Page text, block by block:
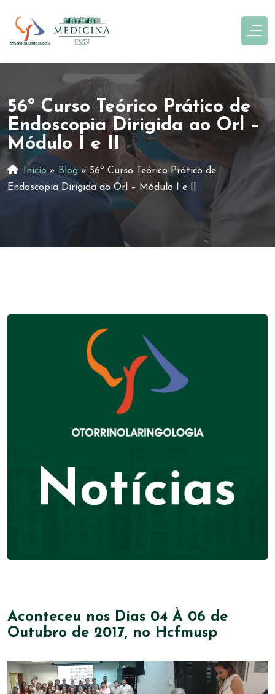
56º Curso Teórico Prático de
Endoscopia Dirigida ao Orl –
Módulo I e II
Início» Blog» 56º Curso Teórico Prático de
Endoscopia Dirigida ao Orl – Módulo I e II
Aconteceu nos Dias 04 À 06 de
Outubro de 2017, no Hcfmusp